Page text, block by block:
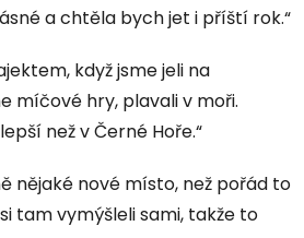
a chtěla bych jet i příští rok.“
když jsme jeli na
míčové hry, plavali v moři.
než v Černé Hoře.“
nějaké nové místo, než pořád to
tam vymýšleli sami, takže to